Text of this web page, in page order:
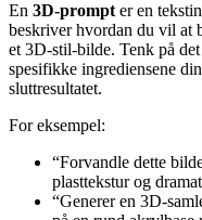
En 3D-prompter en
beskriver hvordan du vil at
et 3D-stil-bilde. Tenk på
spesifikke ingrediensene
sluttresultatet.
For eksempel:
“Forvandle dette
plasttekstur og
“Generer en 3D-